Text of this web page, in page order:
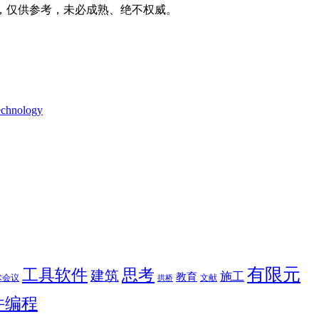
供参考，未必成熟、绝不权威。
会议 工具软件建筑 思考 拱桥 教育 文献 施工 有限元
编程